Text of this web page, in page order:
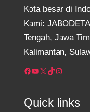
Kota besar di
Kami:
Tengah, Jawa
Kalimantan,
Facebook YouTube X TikTok Instagram
Quick links